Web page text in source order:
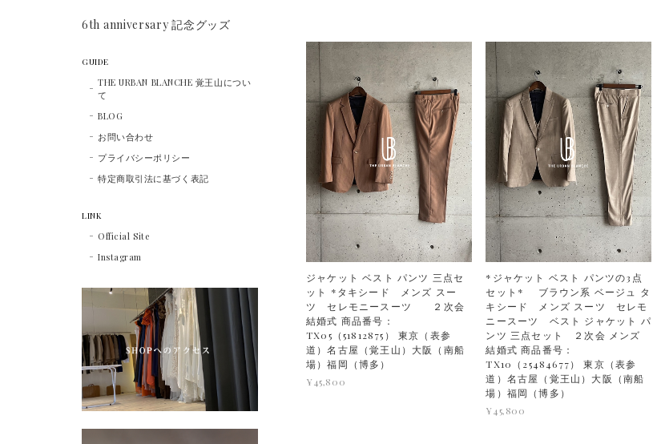
ジャケット ベスト パンツ 三点セ
ット *タキシード メンズ スー
ツ セレモニースーツ ２次会
結婚式 商品番号：
TX05（51812875） 東京（表参
道）名古屋（覚王山）大阪（南船
場）福岡（博多）
¥45,800
*ジャケット ベスト パンツの3点
セット* ブラウン系 ベージュ タ
キシード メンズ スーツ セレモ
ニースーツ ベスト ジャケット パ
ンツ 三点セット ２次会 メンズ
結婚式 商品番号：
TX10（25484677） 東京（表参
道）名古屋（覚王山）大阪（南船
場）福岡（博多）
¥45,800
6th anniversary 記念グッズ
GUIDE
THE URBAN BLANCHE 覚王山につい
て
BLOG
お問い合わせ
プライバシーポリシー
特定商取引法に基づく表記
LINK
Official Site
Instagram